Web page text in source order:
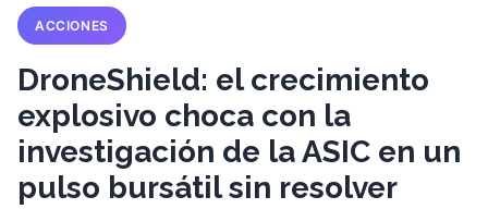
ACCIONES
DroneShield: el crecimiento
explosivo choca con la
investigación de la ASIC en un
pulso bursátil sin resolver